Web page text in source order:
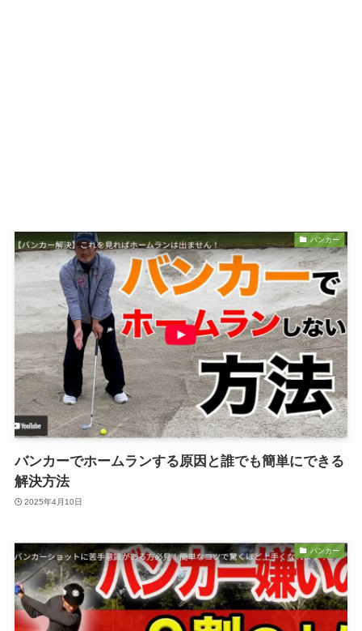
バンカー
バンカーでホームランする原因と誰でも簡単にできる
解決方法
2025年4月10日
バンカー